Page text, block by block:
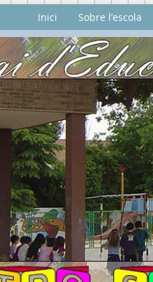
Inici Sobre l’escola